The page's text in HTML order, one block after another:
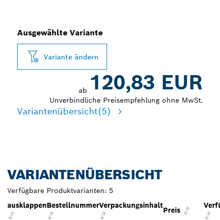
Ausgewählte Variante
Variante ändern
ab 120,83 EUR
Unverbindliche Preisempfehlung ohne MwSt.
Variantenübersicht(5)
VARIANTENÜBERSICHT
Verfügbare Produktvarianten: 5
ausklappenBestellnummerVerpackungsinhalt
Preis